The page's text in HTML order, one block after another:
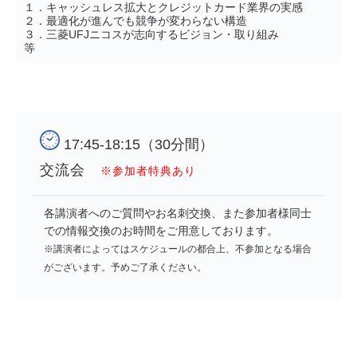
１．キャッシュレス拡大とクレジットカード業界の実感
２．最適化が進んでも競争が変わらない構造
３．三菱UFJニコスが志向するビジョン・取り組み
等
17:45-18:15（30分間）
交流会
※参加者特典あり
各講演者へのご質問やお名刺交換、また参加者様同士
での情報交換のお時間をご用意しております。
※講演者によってはスケジュールの都合上、不参加となる場合
がございます。予めご了承ください。